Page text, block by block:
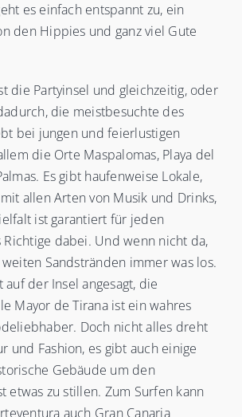
es einfach entspannt zu, ein
den Hippies und ganz viel Gute
die Partyinsel und gleichzeitig, oder
die meistbesuchte des
bei jungen und feierlustigen
die Orte Maspalomas, Playa del
Es gibt haufenweise Lokale,
allen Arten von Musik und Drinks,
ist garantiert für jeden
Richtige dabei. Und wenn nicht da,
Sandstränden immer was los.
auf der Insel angesagt, die
Mayor de Tirana ist ein wahres
Doch nicht alles dreht
und Fashion, es gibt auch einige
Gebäude um den
etwas zu stillen. Zum Surfen kann
auch Gran Canaria